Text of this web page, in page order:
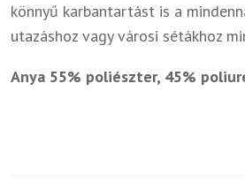
könnyű karbantartást is a
utazáshoz vagy városi sétákhoz
Anya 55% poliészter, 45%